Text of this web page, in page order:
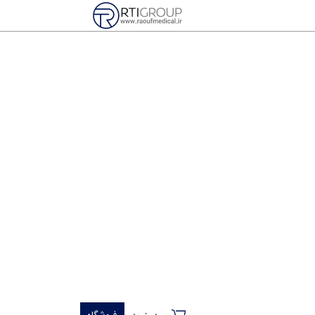
کاربری، دفترچه راهنمای مربوطه را به دقت مطالعه